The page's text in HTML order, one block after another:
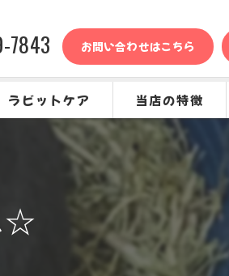
7843 お問い合わせはこちら
ラビットケア 当店の特徴
販売
種類
グッズ
専門店
☆